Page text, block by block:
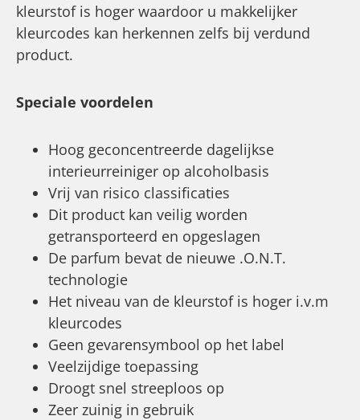
kleurstof is hoger waardoor u makkelijker
kleurcodes kan herkennen zelfs bij verdund
product.
Speciale voordelen
Hoog geconcentreerde dagelijkse
interieurreiniger op alcoholbasis
Vrij van risico classificaties
Dit product kan veilig worden
getransporteerd en opgeslagen
De parfum bevat de nieuwe .O.N.T.
technologie
Het niveau van de kleurstof is hoger i.v.m
kleurcodes
Geen gevarensymbool op het label
Veelzijdige toepassing
Droogt snel streeploos op
Zeer zuinig in gebruik